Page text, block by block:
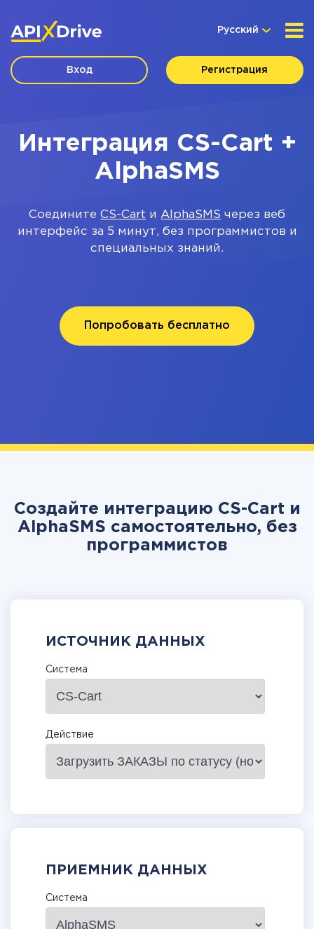
Русский
Вход Регистрация
Интеграция CS-Cart +
AlphaSMS
Соедините CS-Cart и AlphaSMS через веб
интерфейс за 5 минут, без программистов и
специальных знаний.
Попробовать бесплатно
Создайте интеграцию CS-Cart и
AlphaSMS самостоятельно, без
программистов
ИСТОЧНИК ДАННЫХ
Система
Действие
ПРИЕМНИК ДАННЫХ
Система